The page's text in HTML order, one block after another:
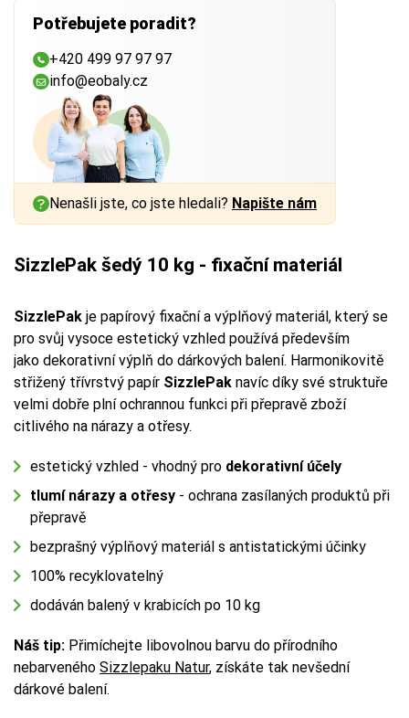
Potřebujete poradit?
+420 499 97 97 97
info@eobaly.cz
Nenašli jste, co jste hledali? Napište nám
SizzlePak šedý 10 kg - fixační materiál
SizzlePak je papírový fixační a výplňový materiál, který se
pro svůj vysoce estetický vzhled používá především
jako dekorativní výplň do dárkových balení. Harmonikovitě
střižený třívrstvý papír SizzlePak navíc díky své struktuře
velmi dobře plní ochrannou funkci při přepravě zboží
citlivého na nárazy a otřesy.
estetický vzhled - vhodný pro dekorativní účely
tlumí nárazy a otřesy - ochrana zasílaných produktů při
přepravě
bezprašný výplňový materiál s antistatickými účinky
100% recyklovatelný
dodáván balený v krabicích po 10 kg
Náš tip: Přimíchejte libovolnou barvu do přírodního
nebarveného Sizzlepaku Natur, získáte tak nevšední
dárkové balení.